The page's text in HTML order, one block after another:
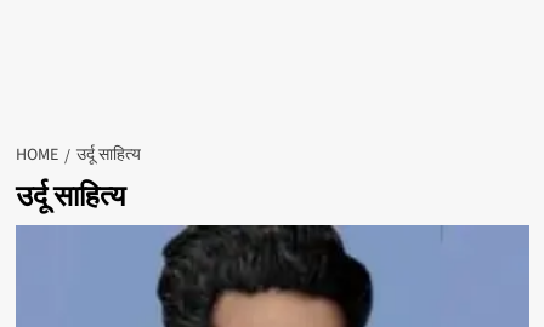
HOME उर्दू साहित्य
उर्दू साहित्य